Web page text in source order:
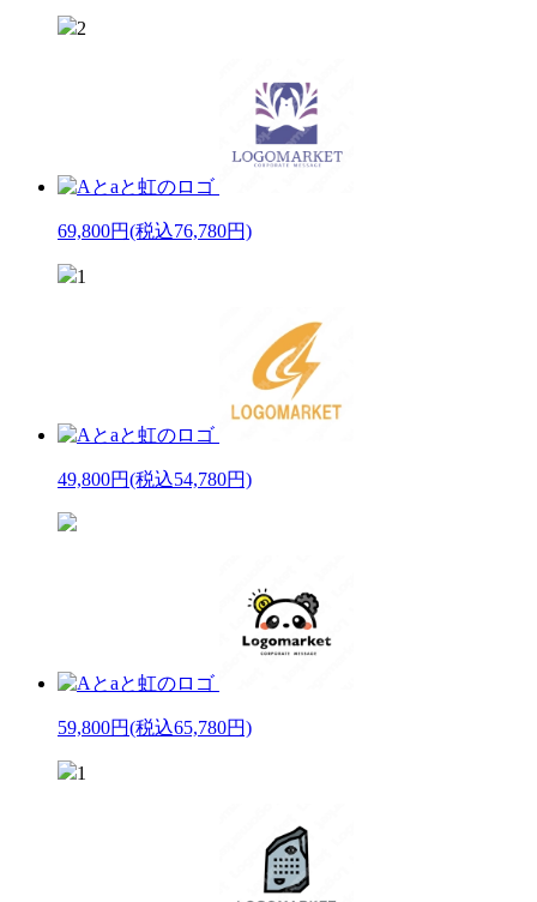
2
69,800円(税込76,780円)
1
49,800円(税込54,780円)
59,800円(税込65,780円)
1